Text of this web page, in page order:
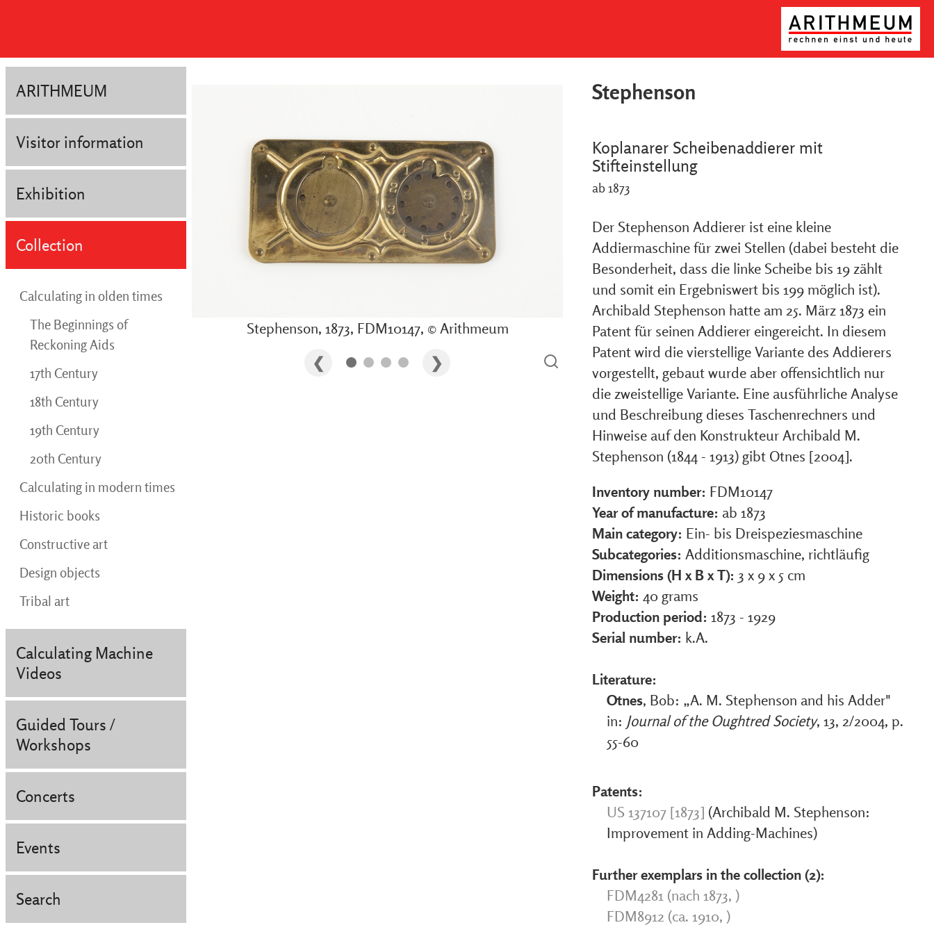
ARITHMEUM
Visitor information
Exhibition
Collection
Calculating in olden times
The Beginnings of
Reckoning Aids
17th Century
18th Century
19th Century
20th Century
Calculating in modern times
Historic books
Constructive art
Design objects
Tribal art
Calculating Machine
Videos
Guided Tours /
Workshops
Concerts
Events
Search
Stephenson, 1873, FDM10147, © Arithmeum
Stephenson
Koplanarer Scheibenaddierer mit
Stifteinstellung
ab 1873
Der Stephenson Addierer ist eine kleine
Addiermaschine für zwei Stellen (dabei besteht die
Besonderheit, dass die linke Scheibe bis 19 zählt
und somit ein Ergebniswert bis 199 möglich ist).
Archibald Stephenson hatte am 25. März 1873 ein
Patent für seinen Addierer eingereicht. In diesem
Patent wird die vierstellige Variante des Addierers
vorgestellt, gebaut wurde aber offensichtlich nur
die zweistellige Variante. Eine ausführliche Analyse
und Beschreibung dieses Taschenrechners und
Hinweise auf den Konstrukteur Archibald M.
Stephenson (1844 - 1913) gibt Otnes [2004].
Inventory number: FDM10147
Year of manufacture: ab 1873
Main category: Ein- bis Dreispeziesmaschine
Subcategories: Additionsmaschine, richtläufig
Dimensions (H x B x T): 3 x 9 x 5 cm
Weight: 40 grams
Production period: 1873 - 1929
Serial number: k.A.
Literature:
Otnes, Bob: „A. M. Stephenson and his Adder"
in: Journal of the Oughtred Society, 13, 2/2004, p.
55-60
Patents:
US 137107 [1873] (Archibald M. Stephenson:
Improvement in Adding-Machines)
Further exemplars in the collection (2):
FDM4281 (nach 1873, )
FDM8912 (ca. 1910, )